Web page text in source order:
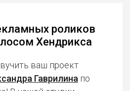
роликов
Хендрикса
ваш проект
Гаврилина по